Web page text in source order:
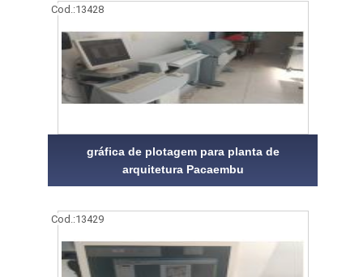
Cod.:13428
gráfica de plotagem para planta de
arquitetura Pacaembu
Cod.:13429